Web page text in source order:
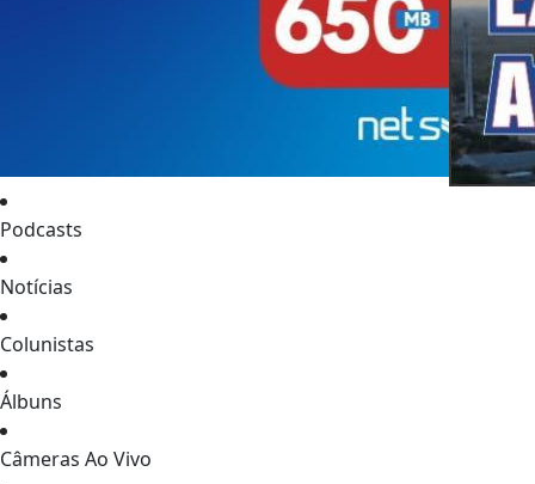
Podcasts
Notícias
Colunistas
Álbuns
Câmeras Ao Vivo